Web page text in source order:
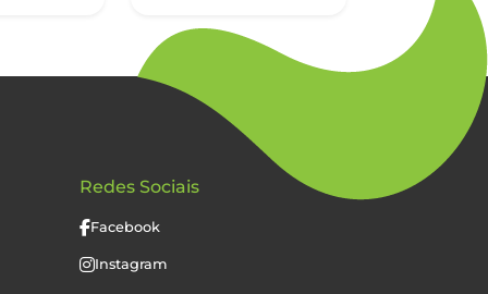
Redes Sociais
Facebook
Instagram